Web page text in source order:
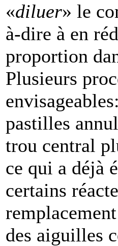
«diluer» le
à-dire à en
proportion
Plusieurs
pastilles
trou central
ce qui a déjà
certains
des aiguilles